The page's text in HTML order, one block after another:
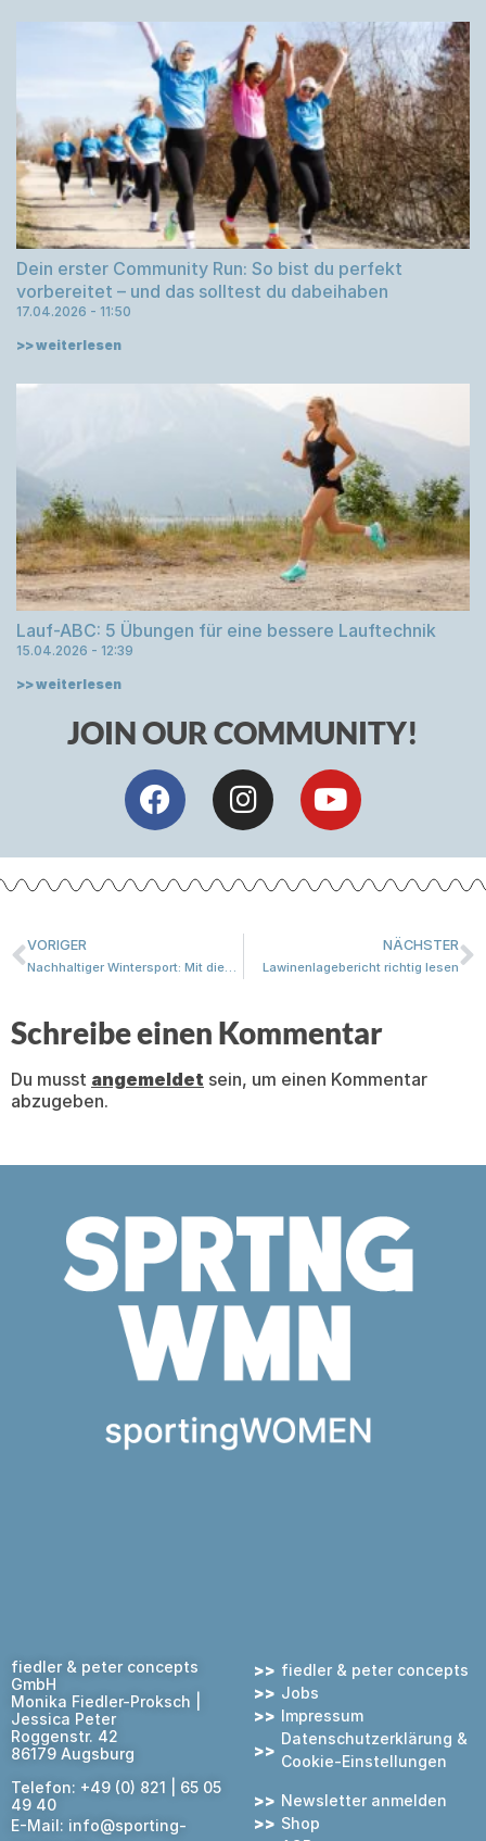
Dein erster Community Run: So bist du perfekt
vorbereitet – und das solltest du dabeihaben
17.04.2026 11:50
>> weiterlesen
Lauf-ABC: 5 Übungen für eine bessere Lauftechnik
15.04.2026 12:39
>> weiterlesen
JOIN OUR COMMUNITY!
VORIGER
Nachhaltiger Wintersport: Mit diesen 9 Tipps bist du umweltfreundlicher unterwegs
NÄCHSTER
Lawinenlagebericht richtig lesen
Schreibe einen Kommentar
Du musst angemeldet sein, um einen Kommentar
abzugeben.
fiedler & peter concepts
GmbH
Monika Fiedler-Proksch |
Jessica Peter
Roggenstr. 42
86179 Augsburg
Telefon: +49 (0) 821 | 65 05
49 40
E-Mail: info@sporting-
fiedler & peter concepts
Jobs
Impressum
Datenschutzerklärung &
Cookie-Einstellungen
Newsletter anmelden
Shop